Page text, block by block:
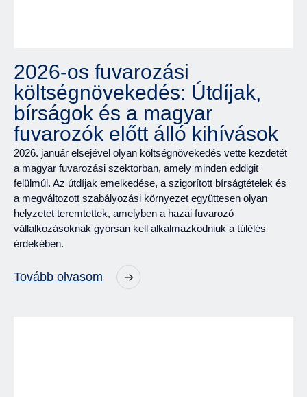
2026-os fuvarozási
költségnövekedés: Útdíjak,
bírságok és a magyar
fuvarozók előtt álló kihívások
2026. január elsejével olyan költségnövekedés vette kezdetét
a magyar fuvarozási szektorban, amely minden eddigit
felülmúl. Az útdíjak emelkedése, a szigorított bírságtételek és
a megváltozott szabályozási környezet együttesen olyan
helyzetet teremtettek, amelyben a hazai fuvarozó
vállalkozásoknak gyorsan kell alkalmazkodniuk a túlélés
érdekében.
Tovább olvasom